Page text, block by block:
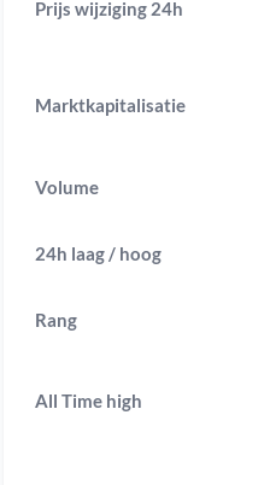
Prijs wijziging 24h
Marktkapitalisatie
Volume
24h laag / hoog
Rang
All Time high